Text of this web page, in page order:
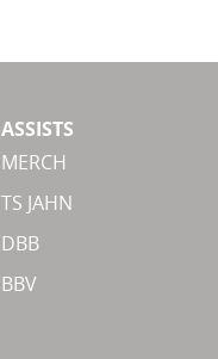
ASSISTS
MERCH
TS JAHN
DBB
BBV